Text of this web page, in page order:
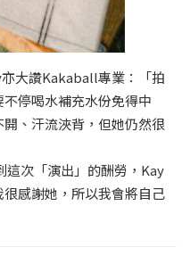
大讚Kakaball專業：「拍
停喝水補充水份免得中
、汗流浹背，但她仍然很
次「演出」的酬勞，Kay
感謝她，所以我會將自己